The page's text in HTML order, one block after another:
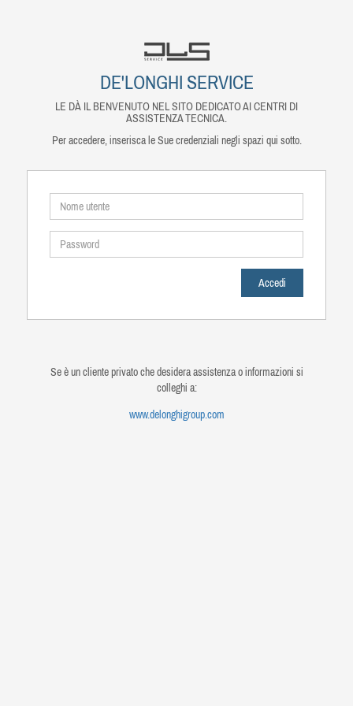
DE'LONGHI SERVICE
LE DÀ IL BENVENUTO NEL SITO DEDICATO AI CENTRI DI
ASSISTENZA TECNICA.
Per accedere, inserisca le Sue credenziali negli spazi qui sotto.
Se è un cliente privato che desidera assistenza o informazioni si
colleghi a:
www.delonghigroup.com